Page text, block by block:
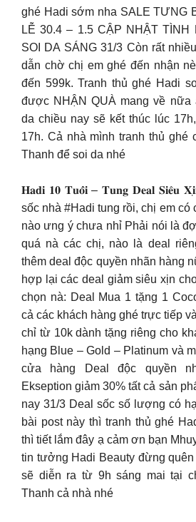
ghé Hadi sớm nha SALE TƯNG
LỄ 30.4 – 1.5 CẬP NHẬT TÌNH
SOI DA SÁNG 31/3 Còn rất
dẫn chờ chị em ghé đến nhận
đến 599k. Tranh thủ ghé Hadi
được NHẬN QUÀ mang về nữa
da chiều nay sẽ kết thúc lúc
17h. Cả nhà mình tranh thủ ghé
Thanh để soi da nhé
𝐇𝐚𝐝𝐢 𝟏𝟎 𝐓𝐮𝐨̂̉𝐢 – 𝐓𝐮𝐧𝐠 𝐃𝐞𝐚𝐥 𝐒𝐢𝐞̂𝐮
sốc nhà #Hadi tung rồi, chị em có
nào ưng ý chưa nhỉ Phải nói là
quá nà các chị, nào là deal
thêm deal độc quyền nhãn hàng
hợp lại các deal giảm siêu xịn
chọn nà: Deal Mua 1 tặng 1
cả các khách hàng ghé trực tiếp
chỉ từ 10k dành tặng riêng cho
hạng Blue – Gold – Platinum và
cửa hàng Deal độc quyền
Ekseption giảm 30% tất cả sản
nay 31/3 Deal sốc số lượng có
bài post này thì tranh thủ ghé
thì tiết lắm đây ạ cảm ơn bạn
tin tưởng Hadi Beauty đừng
sẽ diễn ra từ 9h sáng mai tại
Thanh cả nhà nhé